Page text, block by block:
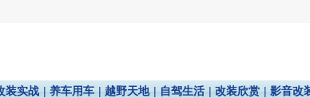
装实战 |养车用车 |越野天地 |自驾生活 |改装欣赏 |影音改